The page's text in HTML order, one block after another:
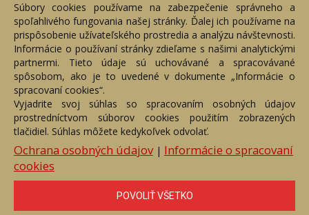
Bezplatné poradenstvo
Adresa
Nižný Hrušov 333, 094 22,
Slovenská republika
+421 905 356 921
+421 905 959 101
eantik@eantik.sk
Kontakt
Bezplatné poradenstvo
Súbory cookies používame na zabezpečenie správneho a
spoľahlivého fungovania našej stránky. Ďalej ich používame na
prispôsobenie užívateľského prostredia a analýzu návštevnosti.
Informácie o používaní stránky zdieľame s našimi analytickými
partnermi. Tieto údaje sú uchovávané a spracovávané
spôsobom, ako je to uvedené v dokumente „Informácie o
spracovaní cookies“.
Vyjadrite svoj súhlas so spracovaním osobných údajov
prostredníctvom súborov cookies použitím zobrazených
tlačidiel. Súhlas môžete kedykoľvek odvolať.
Ochrana osobných údajov| Informácie o spracovaní
cookies
POVOLIŤ VŠETKO